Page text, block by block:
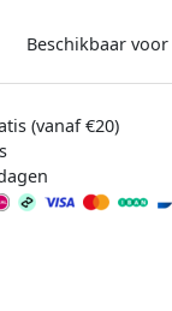
Beschikbaar voor
(vanaf €20)